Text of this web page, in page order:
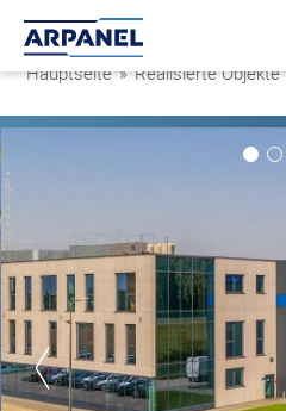
Hauptseite » Realisierte Objekte